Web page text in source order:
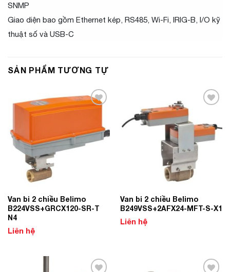
SNMP
Giao diện bao gồm Ethernet kép, RS485, Wi-Fi, IRIG-B, I/O kỹ
thuật số và USB-C
SẢN PHẨM TƯƠNG TỰ
Van bi 2 chiều Belimo
B224VSS+GRCX120-SR-T
N4
Liên hệ
Van bi 2 chiều Belimo
B249VSS+2AFX24-MFT-S-X1
Liên hệ